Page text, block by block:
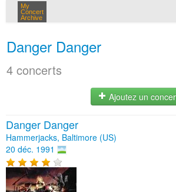
My
Concert
Archive
Danger Danger
4 concerts
Ajoutez un
Danger Danger
Hammerjacks, Baltimore (US)
20 déc. 1991